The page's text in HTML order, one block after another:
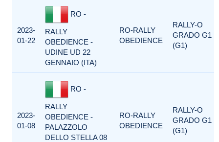
2023-
01-22
RO -
RALLY
OBEDIENCE -
UDINE UD 22
GENNAIO (ITA)
RO-RALLY
OBEDIENCE
RALLY-O
GRADO G1
(G1)
2023-
01-08
RO -
RALLY
OBEDIENCE -
PALAZZOLO
DELLO STELLA 08
RO-RALLY
OBEDIENCE
RALLY-O
GRADO G1
(G1)